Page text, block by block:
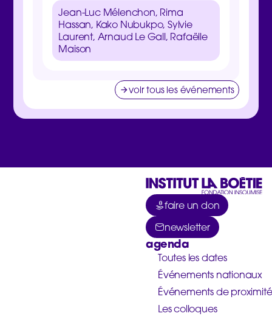
Jean-Luc Mélenchon, Rima
Hassan, Kako Nubukpo, Sylvie
Laurent, Arnaud Le Gall, Rafaëlle
Maison
voir tous les événements
faire un don
newsletter
agenda
Toutes les dates
Événements nationaux
Événements de proximité
Les colloques